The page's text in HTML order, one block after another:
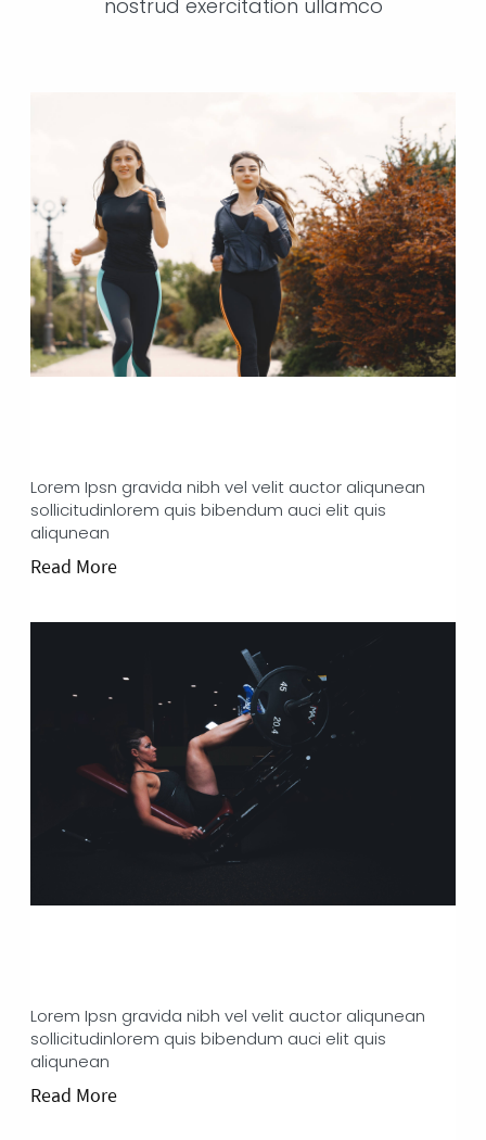
nostrud exercitation ullamco
Lorem Ipsn gravida nibh vel velit auctor aliqunean
sollicitudinlorem quis bibendum auci elit quis
aliqunean
Read More
Lorem Ipsn gravida nibh vel velit auctor aliqunean
sollicitudinlorem quis bibendum auci elit quis
aliqunean
Read More